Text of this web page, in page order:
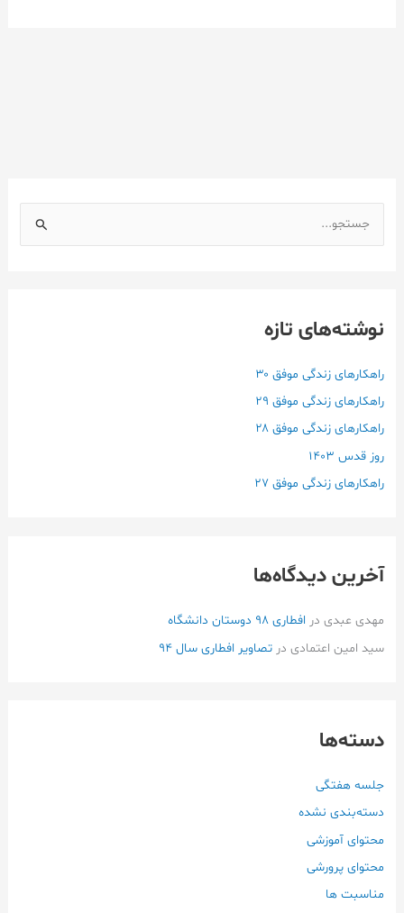
س
و
ر
ا
ی
نوشته‌های تازه
راهکارهای زندگی موفق ۳۰
راهکارهای زندگی موفق ۲۹
راهکارهای زندگی موفق ۲۸
روز قدس ۱۴۰3
راهکارهای زندگی موفق ۲۷
آخرین دیدگاه‌ها
مهدی عبدی در افطاری ۹۸ دوستان دانشگاه
سید امین اعتمادی درتصاویر افطاری سال 94
دسته‌ها
جلسه هفتگی
دسته‌بندی نشده
محتوای آموزشی
محتوای پرورشی
مناسبت ها